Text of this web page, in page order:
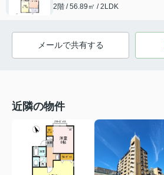
2階 / 56.89㎡ / 2LDK
メールで共有する
近隣の物件